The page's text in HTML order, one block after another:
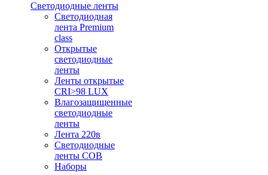
Светодиодные ленты
Светодиодная
лента Premium
class
Открытые
светодиодные
ленты
Ленты открытые
CRI>98 LUX
Влагозащищенные
светодиодные
ленты
Лента 220в
Светодиодные
ленты COB
Наборы